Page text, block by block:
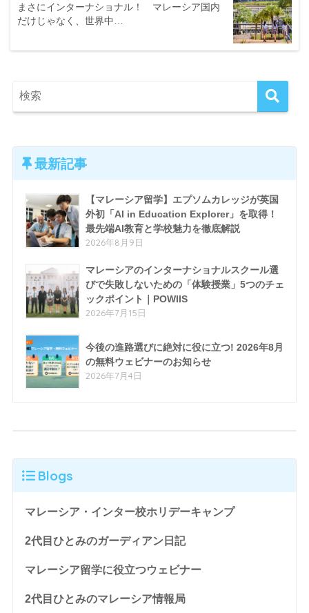
まさにインターナショナル！ マレーシア国内
だけじゃなく、世界中…
最新記事
【マレーシア留学】エプソムカレッジが英国
外初「AI in Education Explorer」を取得！
最先端AI教育と学校魅力を徹底解説
2026年8月9日
マレーシアのインターナショナルスクール選
びで失敗しないための「体験授業」5つのチェ
ックポイント｜POWIIS
2026年7月15日
今後の進路選びに絶対に役に立つ! 2026年8月
の無料ウェビナーのお知らせ
2026年7月4日
Blogs
マレーシア・インター校ホリデーキャンプ
2代目ひとみのガーディアン日記
マレーシア留学に役立つウェビナー
2代目ひとみのマレーシア情報局